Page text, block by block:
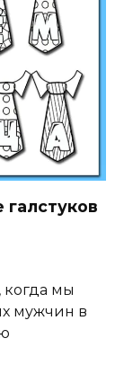
мы
мужчин в